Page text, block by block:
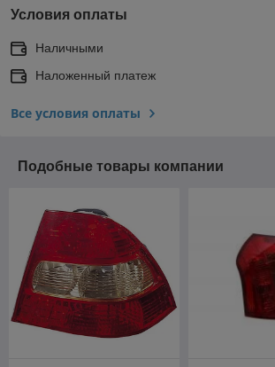
Условия оплаты
Наличными
Наложенный платеж
Все условия оплаты
Подобные товары компании